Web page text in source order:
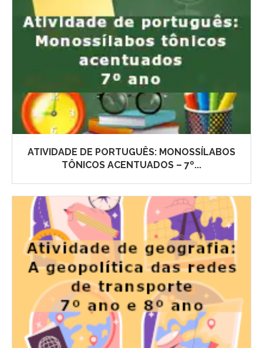
ATIVIDADE DE PORTUGUÊS: MONOSSÍLABOS
TÔNICOS ACENTUADOS – 7º...